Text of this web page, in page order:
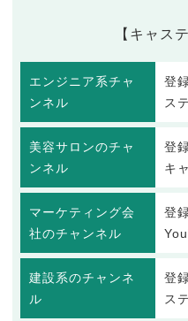
【キャス
エンジニア系チャ
ンネル
登
ス
美容サロンのチャ
ンネル
登
キ
マーケティング会
社のチャンネル
登
建設系のチャンネ
ル
登
ス